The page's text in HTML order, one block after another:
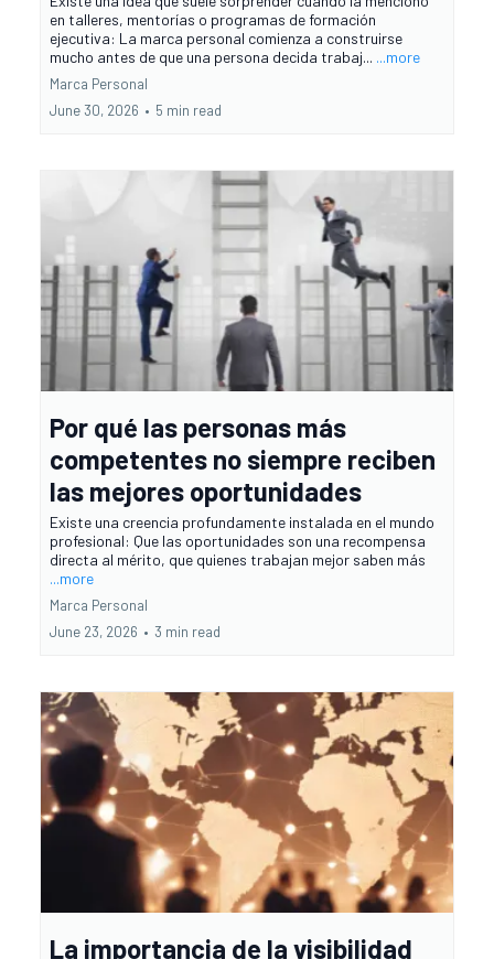
en talleres, mentorías o programas de formación
ejecutiva: La marca personal comienza a construirse
mucho antes de que una persona decida trabaj... ...more
Marca Personal
June 30, 2026 • 5 min read
Por qué las personas más
competentes no siempre reciben
las mejores oportunidades
Existe una creencia profundamente instalada en el mundo
profesional: Que las oportunidades son una recompensa
directa al mérito, que quienes trabajan mejor saben más
...more
Marca Personal
June 23, 2026 • 3 min read
La importancia de la visibilidad